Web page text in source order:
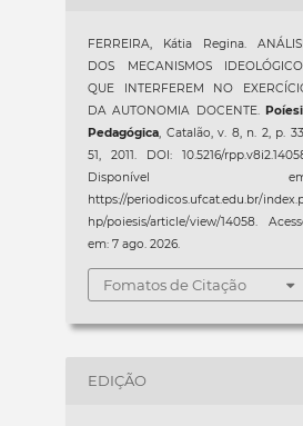
FERREIRA, Kátia Regina.
DOS MECANISMOS
QUE INTERFEREM NO
DA AUTONOMIA DOCENTE.
Pedagógica, Catalão, v. 8, n. 2, p.
51, 2011. DOI: 10.5216/
Disponível
https://periodicos.ufcat.edu.br/
hp/poiesis/article/view/14058.
em: 7 ago. 2026.
Fomatos de Citação
EDIÇÃO